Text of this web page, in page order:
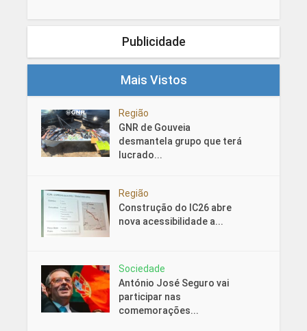
Publicidade
Mais Vistos
Região
GNR de Gouveia
desmantela grupo que terá
lucrado...
Região
Construção do IC26 abre
nova acessibilidade a...
Sociedade
António José Seguro vai
participar nas
comemorações...